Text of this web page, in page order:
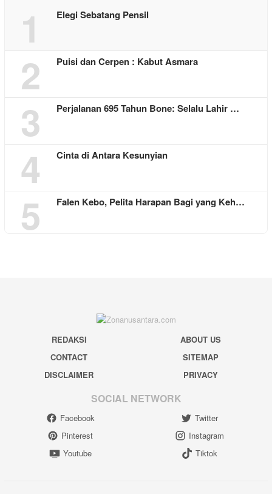
1 Elegi Sebatang Pensil
2 Puisi dan Cerpen : Kabut Asmara
3 Perjalanan 695 Tahun Bone: Selalu Lahir …
4 Cinta di Antara Kesunyian
5 Falen Kebo, Pelita Harapan Bagi yang Keh…
REDAKSI
ABOUT US
CONTACT
SITEMAP
DISCLAIMER
PRIVACY
SOCIAL NETWORK
Facebook
Twitter
Pinterest
Instagram
Youtube
Tiktok